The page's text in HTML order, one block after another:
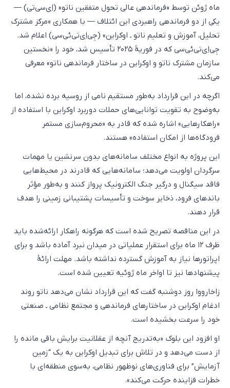
ماه ژوئن توسط «فرماندهی عالی تحول متفقین ناتو» (اِی‌سی‌تی) —
یکی از دو فرماندهی راهبردی این ائتلاف — با همکاری «مرکز مشترک
تحلیل، آموزش و تعلیم ناتو ـ اوکراین» (جِی‌اِی‌تی‌ئی‌سی) اعلام شد.
جِی‌اِی‌تی‌ئی‌سی که در فوریهٔ ۲۰۲۵ تأسیس شد، خود را «نخستین
سازمان مشترک ناتو و اوکراین در ساختار فرماندهی ناتو» معرفی
می‌کند.
اگرچه در این قرارداد به‌طور مستقیم نامی از روسیه برده نشده، اما
به‌وضوح به تقویت توانایی‌های حملات دوربرد اوکراین با استفاده از
«راهکارهایی» اشاره شده که قادر به «محروم‌سازی مستمر
فرودگاه‌ها از امکان استفاده» هستند.
این پروژه به انواع مختلف سامانه‌های بدون سرنشین یا مهمات
سرگردان اولویت می‌دهد؛ سامانه‌هایی که قادرند در محیط‌هایی
فاقد سیگنال و درگیر جنگ الکترونیک پرواز کنند و به‌طور مؤثر
باندهای فرود، ذخایر سوخت و تأسیسات پشتیبانی زمینی را هدف
قرار دهند.
در این مناقصه تصریح شده است که هرگونه راهکار ارائه‌شده باید
ظرف ۱۲ ماه برای استقرار عملیاتی در میدان نبرد آماده باشد و برای
اپراتورها نیاز به آموزش گسترده نداشته باشد. مهلت ارائهٔ
پیشنهادها نیز تا اواخر ماه ژوئیه تعیین شده است.
زاخارووا روز دوشنبه گفت که این قرارداد نشان می‌دهد ناتو روند
ادغام اوکراین در ساختارهای فرماندهی و مجتمع نظامی ـ صنعتی
خود را سرعت بخشیده است.
او افزود این بلوک «به‌تدریج آنچه از عقلانیت برایش باقی مانده را
از دست می‌دهد و در تلاش برای تبدیل اوکراین به یک “زمین
آزمایش” برای فناوری‌های نوظهور نظامی، به‌سوی منطقه‌ای با
خطرات فزاینده حرکت می‌کند».